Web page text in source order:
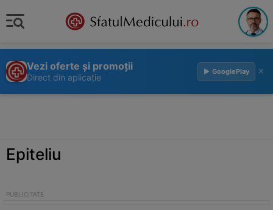
Vezi oferte și promoții
Direct din aplicație
▶ GooglePlay ×
Epiteliu